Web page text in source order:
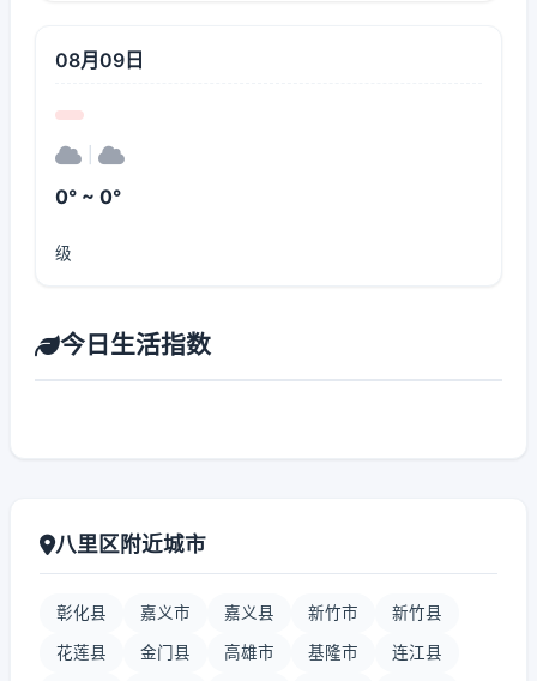
08月09日
0° ~ 0°
级
今日生活指数
八里区附近城市
彰化县 嘉义市 嘉义县 新竹市 新竹县
花莲县 金门县 高雄市 基隆市 连江县